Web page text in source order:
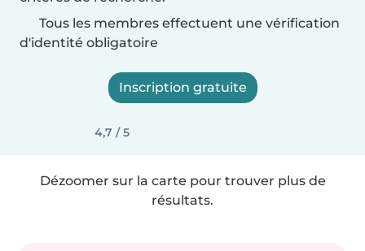
Tous les membres effectuent une vérification
d'identité obligatoire
Inscription gratuite
4,7 / 5
Dézoomer sur la carte pour trouver plus de
résultats.